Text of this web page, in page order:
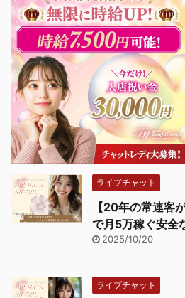
ライブチャット
【20年の常連客
で月5万稼ぐ安全
2025/10/20
ライブチャット